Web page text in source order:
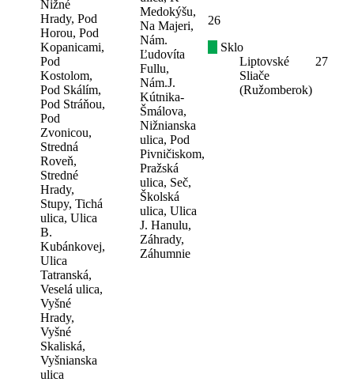
Nižné
Hrady, Pod
Horou, Pod
Kopanicami,
Pod
Kostolom,
Pod Skálím,
Pod Stráňou,
Pod
Zvonicou,
Stredná
Roveň,
Stredné
Hrady,
Stupy, Tichá
ulica, Ulica
B.
Kubánkovej,
Ulica
Tatranská,
Veselá ulica,
Vyšné
Hrady,
Vyšné
Skaliská,
Vyšnianska
ulica
Medokýšu,
Na Majeri,
Nám.
Ľudovíta
Fullu,
Nám.J.
Kútnika-
Šmálova,
Nižnianska
ulica, Pod
Pivničiskom,
Pražská
ulica, Seč,
Školská
ulica, Ulica
J. Hanulu,
Záhrady,
Záhumnie
26
Sklo
Liptovské
Sliače
(Ružomberok)
27